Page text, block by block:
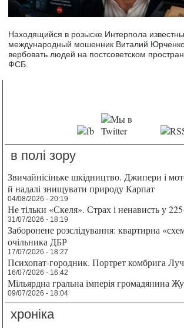
Находящийся в розыске Интерпола
международный мошенник Виталий
вербовать людей на постсоветском
ФСБ.
в полі зору
Звичайнісіньке шкідництво. Джипери і
й надалі знищувати природу Карпат
04/08/2026 - 20:19
Не тільки «Скеля». Страх і ненависть у
31/07/2026 - 18:19
Заборонене розслідування: квартирна
очільника ДБР
17/07/2026 - 18:27
Психопат-городник. Портрет комбрига
16/07/2026 - 16:42
Мільярдна гральна імперія громадянина
09/07/2026 - 18:04
хроніка